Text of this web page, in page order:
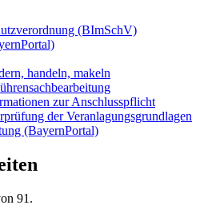
(BImSchV)
handeln, makeln
zur Anschlusspflicht
der Veranlagungsgrundlagen
(BayernPortal)
91.